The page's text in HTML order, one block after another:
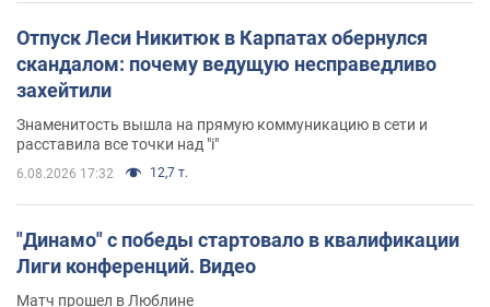
Отпуск Леси Никитюк в Карпатах обернулся
скандалом: почему ведущую несправедливо
захейтили
Знаменитость вышла на прямую коммуникацию в сети и
расставила все точки над "i"
6.08.2026 17:32 12,7 т.
"Динамо" с победы стартовало в квалификации
Лиги конференций. Видео
Матч прошел в Люблине